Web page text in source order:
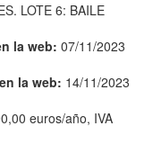
LOTE 6: BAILE
la web: 07/11/2023
la web: 14/11/2023
euros/año, IVA